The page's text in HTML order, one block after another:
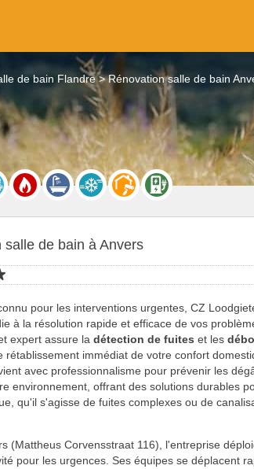
de bain Flandre Rénovation salle de bain
salle de bain à Anvers
pour les interventions urgentes, CZ
à la résolution rapide et efficace de vos
expert assure ladétection de fuites et les
rétablissement immédiat de votre confort
avec professionnalisme pour prévenir les
environnement, offrant des solutions durables
qu'il s'agisse de fuites complexes ou de
(Mattheus Corvensstraat 116), l'entreprise
pour les urgences. Ses équipes se déplacent